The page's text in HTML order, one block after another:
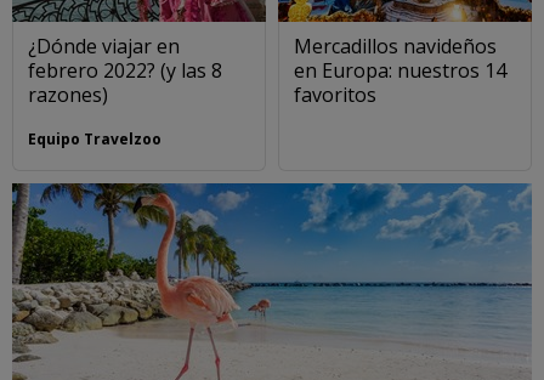
¿Dónde viajar en
febrero 2022? (y las 8
razones)
Equipo Travelzoo
Mercadillos navideños
en Europa: nuestros 14
favoritos